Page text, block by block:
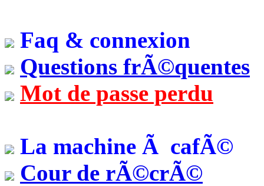
Faq & connexion
Questions frÃ©quentes
Mot de passe perdu
La machine Ã cafÃ©
Cour de rÃ©crÃ©